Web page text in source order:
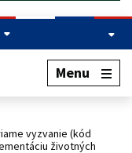
Menu
vyzvanie (kód
životných